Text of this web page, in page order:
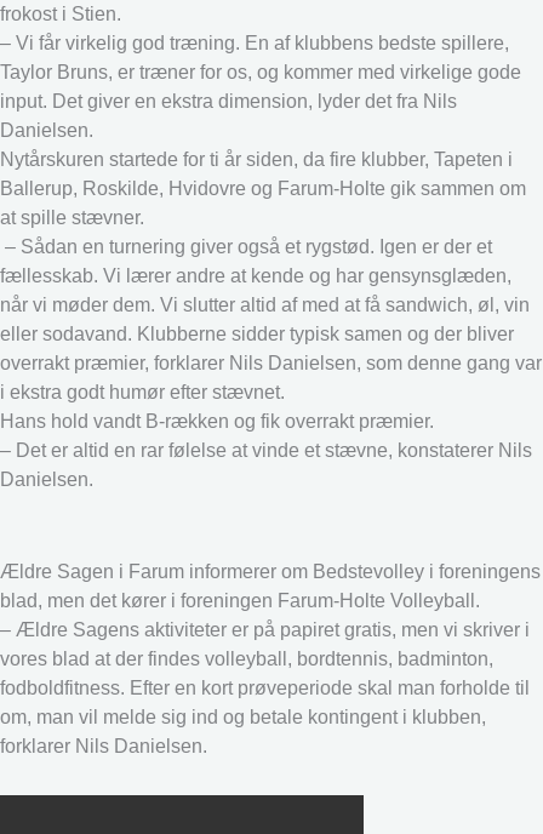
frokost i Stien.
– Vi får virkelig god træning. En af klubbens bedste spillere,
Taylor Bruns, er træner for os, og kommer med virkelige gode
input. Det giver en ekstra dimension, lyder det fra Nils
Danielsen.
Nytårskuren startede for ti år siden, da fire klubber, Tapeten i
Ballerup, Roskilde, Hvidovre og Farum-Holte gik sammen om
at spille stævner.
– Sådan en turnering giver også et rygstød. Igen er der et
fællesskab. Vi lærer andre at kende og har gensynsglæden,
når vi møder dem. Vi slutter altid af med at få sandwich, øl, vin
eller sodavand. Klubberne sidder typisk samen og der bliver
overrakt præmier, forklarer Nils Danielsen, som denne gang var
i ekstra godt humør efter stævnet.
Hans hold vandt B-rækken og fik overrakt præmier.
– Det er altid en rar følelse at vinde et stævne, konstaterer Nils
Danielsen.
Ældre Sagen i Farum informerer om Bedstevolley i foreningens
blad, men det kører i foreningen Farum-Holte Volleyball.
– Ældre Sagens aktiviteter er på papiret gratis, men vi skriver i
vores blad at der findes volleyball, bordtennis, badminton,
fodboldfitness. Efter en kort prøveperiode skal man forholde til
om, man vil melde sig ind og betale kontingent i klubben,
forklarer Nils Danielsen.